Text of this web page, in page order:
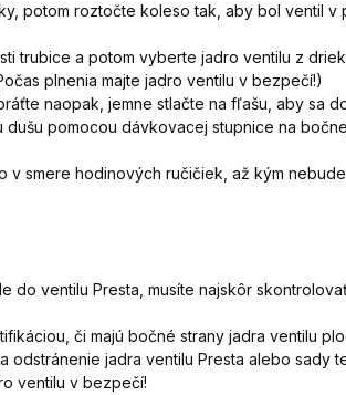
potom roztočte koleso tak, aby bol ventil v
trubice a potom vyberte jadro ventilu z
plnenia majte jadro ventilu v bezpečí!)
naopak, jemne stlačte na fľašu, aby sa
pomocou dávkovacej stupnice na
smere hodinových ručičiek, až kým
do ventilu Presta, musíte najskôr
či majú bočné strany jadra ventilu
odstránenie jadra ventilu Presta alebo
ventilu v bezpečí!